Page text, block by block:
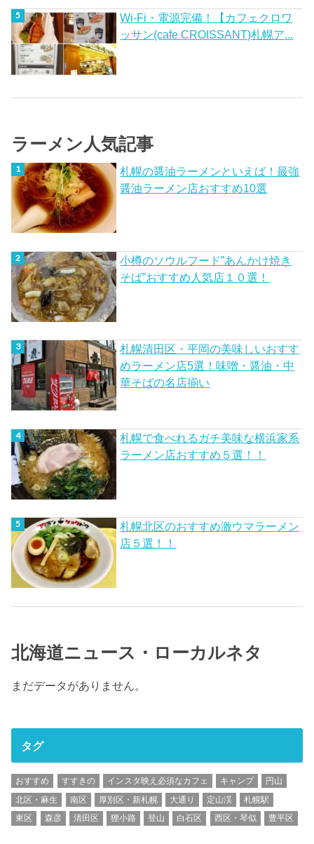
Wi-Fi・電源完備！【カフェクロワ
ッサン(cafe CROISSANT)札幌ア...
ラーメン人気記事
札幌の醤油ラーメンといえば！最強
醤油ラーメン店おすすめ10選
小樽のソウルフード”あんかけ焼き
そば”おすすめ人気店１０選！
札幌清田区・平岡の美味しいおすす
めラーメン店5選！味噌・醤油・中
華そばの名店揃い
札幌で食べれるガチ美味な横浜家系
ラーメン店おすすめ５選！！
札幌北区のおすすめ激ウマラーメン
店５選！！
北海道ニュース・ローカルネタ
まだデータがありません。
タグ
おすすめ すすきの インスタ映え必須なカフェ キャンプ
円山
北区・麻生
南区 厚別区・新札幌 大通り 定山渓
札幌駅
東区
森彦 清田区 狸小路 登山 白石区 西区・琴似 豊平区